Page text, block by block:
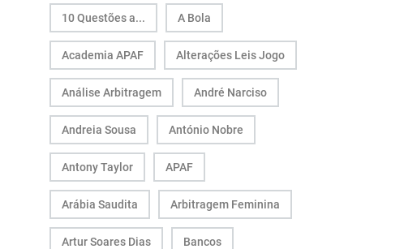
10 Questões a... A Bola
Academia APAF Alterações Leis Jogo
Análise Arbitragem André Narciso
Andreia Sousa António Nobre
Antony Taylor APAF
Arábia Saudita Arbitragem Feminina
Artur Soares Dias Bancos